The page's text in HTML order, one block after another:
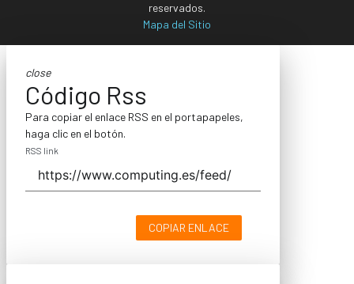
reservados.
Mapa del Sitio
close
Código Rss
Para copiar el enlace RSS en el portapapeles,
haga clic en el botón.
RSS link
COPIAR ENLACE